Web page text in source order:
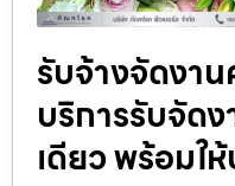
รับจ้างจัดงา
บริการรับจัด
เดียว พร้อมใ